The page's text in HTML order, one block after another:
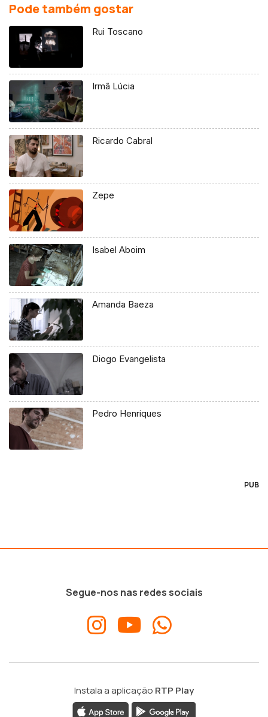
Pode também gostar
Rui Toscano
Irmã Lúcia
Ricardo Cabral
Zepe
Isabel Aboim
Amanda Baeza
Diogo Evangelista
Pedro Henriques
PUB
Segue-nos nas redes sociais
Instala a aplicação RTP Play